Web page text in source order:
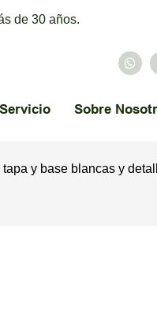
de 30 años.
Servicio Sobre
y base blancas y